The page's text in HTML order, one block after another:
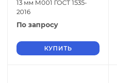
13 мм М001 ГОСТ 1535-
2016
По запросу
КУПИТЬ